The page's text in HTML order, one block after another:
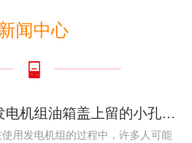
闻中心
发电机组油箱盖上留的小孔的作用解析…
使用发电机组的过程中，许多人可能